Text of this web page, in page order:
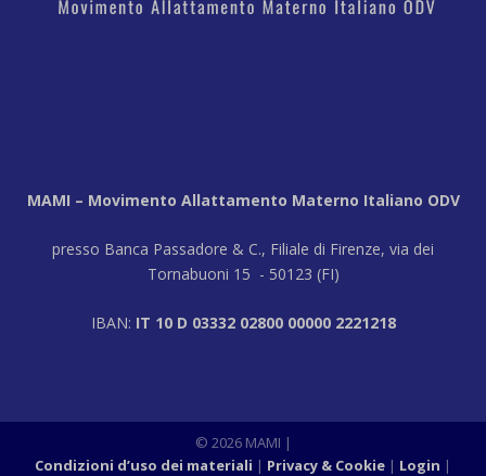
MAMI – Movimento Allattamento Materno Italiano ODV
presso Banca Passadore & C., Filiale di Firenze, via dei
Tornabuoni 15 - 50123 (FI)
IBAN: IT 10 D 03332 02800 00000 2221218
© 2026 MAMI |
Condizioni d’uso dei materiali
Privacy & Cookie Login |